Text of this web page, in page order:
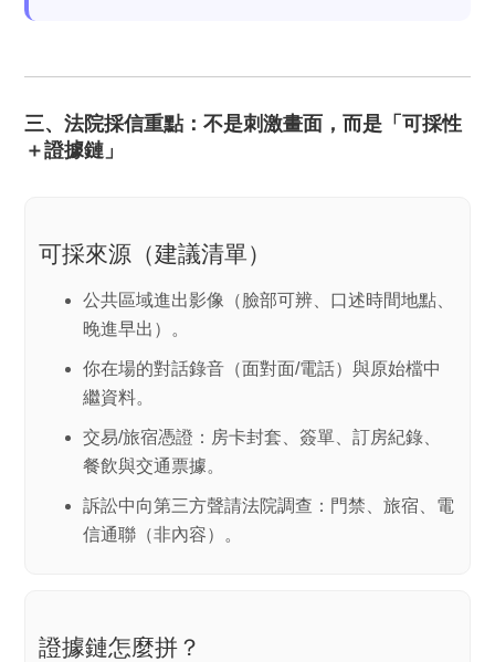
三、法院採信重點：不是刺激畫面，而是「可採性
＋證據鏈」
可採來源（建議清單）
公共區域進出影像（臉部可辨、口述時間地點、
晚進早出）。
你在場的對話錄音（面對面/電話）與原始檔中
繼資料。
交易/旅宿憑證：房卡封套、簽單、訂房紀錄、
餐飲與交通票據。
訴訟中向第三方聲請法院調查：門禁、旅宿、電
信通聯 （非內容）。
證據鏈怎麼拼？